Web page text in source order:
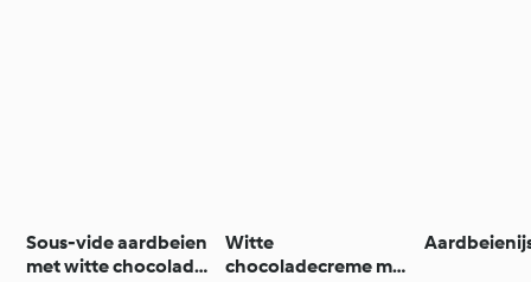
Sous-vide aardbeien
met witte chocolade
Witte
chocoladecreme met